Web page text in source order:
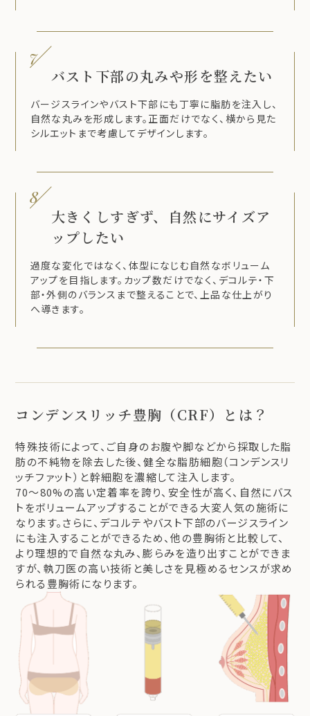
7
バスト下部の丸みや形を整えたい
バージスラインやバスト下部にも丁寧に脂肪を注入し、
自然な丸みを形成します。正面だけでなく、横から見た
シルエットまで考慮してデザインします。
8
大きくしすぎず、自然にサイズア
ップしたい
過度な変化ではなく、体型になじむ自然なボリューム
アップを目指します。カップ数だけでなく、デコルテ・下
部・外側のバランスまで整えることで、上品な仕上がり
へ導きます。
コンデンスリッチ豊胸（CRF）とは？
特殊技術によって、ご自身のお腹や脚などから採取した脂
肪の不純物を除去した後、健全な脂肪細胞（コンデンスリ
ッチファット）と幹細胞を濃縮して注入します。
70〜80%の高い定着率を誇り、安全性が高く、自然にバス
トをボリュームアップすることができる大変人気の施術に
なります。さらに、デコルテやバスト下部のバージスライン
にも注入することができるため、他の豊胸術と比較して、
より理想的で自然な丸み、膨らみを造り出すことができま
すが、執刀医の高い技術と美しさを見極めるセンスが求め
られる豊胸術になります。